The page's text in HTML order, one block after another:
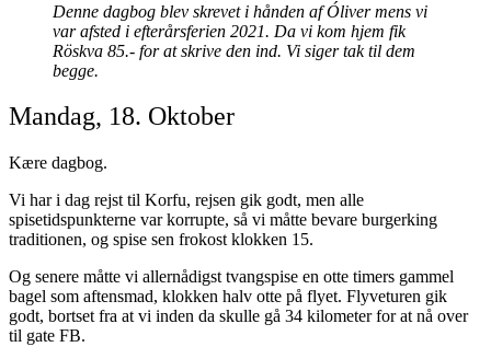
Denne dagbog blev skrevet i hånden af Óliver mens vi
var afsted i efterårsferien 2021. Da vi kom hjem fik
Röskva 85.- for at skrive den ind. Vi siger tak til dem
begge.
Mandag, 18. Oktober
Kære dagbog.
Vi har i dag rejst til Korfu, rejsen gik godt, men alle
spisetidspunkterne var korrupte, så vi måtte bevare burgerking
traditionen, og spise sen frokost klokken 15.
Og senere måtte vi allernådigst tvangspise en otte timers gammel
bagel som aftensmad, klokken halv otte på flyet. Flyveturen gik
godt, bortset fra at vi inden da skulle gå 34 kilometer for at nå over
til gate FB.